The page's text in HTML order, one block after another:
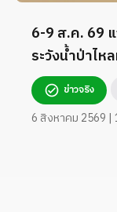
6-9 ส.ค. 69
ระวังน้ำป่าไ
และคลื่นลมแรง
ข่าวจริง
6 สิงหาคม 2569 |